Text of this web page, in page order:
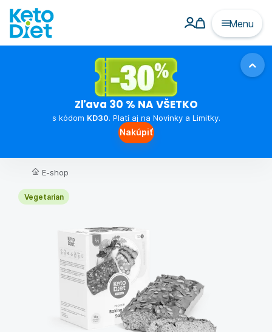
Menu
Zľava 30 % NA VŠETKO
s kódom KD30. Platí aj na Novinky a Limitky.
Nakúpiť
E-shop
Vegetarian